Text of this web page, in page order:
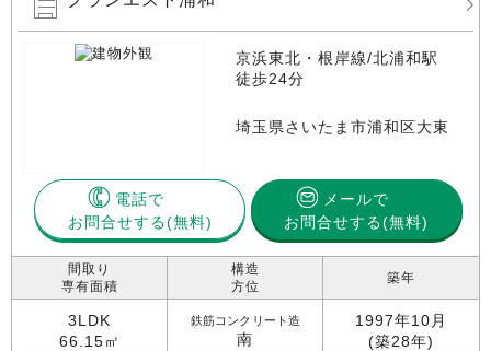
京浜東北・根岸線/北浦和駅
徒歩24分
埼玉県さいたま市浦和区大東
電話で
お問合せする
メールで
お問合せする(無料)
間取り
専有面積
3LDK
66.15㎡
構造
方位
鉄筋コンクリート造
南
築年
1997年10月
(築28年)